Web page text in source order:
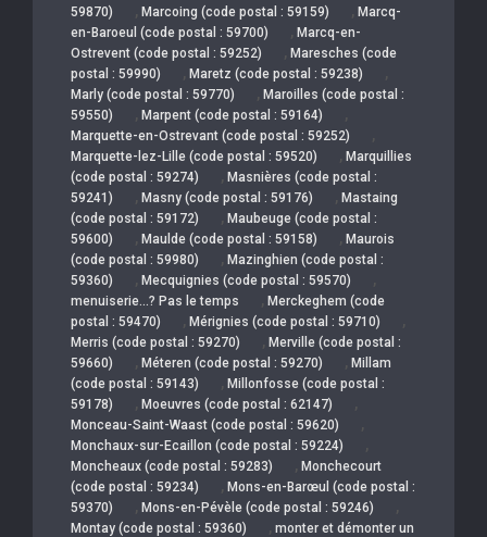
59870)
, Marcoing (code postal : 59159) , Marcq-
en-Baroeul (code postal : 59700)
, Marcq-en-
Ostrevent (code postal : 59252)
, Maresches (code
postal : 59990)
, Maretz (code postal : 59238) ,
Marly (code postal : 59770) , Maroilles (code postal :
59550)
, Marpent (code postal : 59164) ,
Marquette-en-Ostrevant (code postal : 59252) ,
Marquette-lez-Lille (code postal : 59520) , Marquillies
(code postal : 59274)
, Masnières (code postal :
59241)
, Masny (code postal : 59176) , Mastaing
(code postal : 59172)
, Maubeuge (code postal :
59600)
, Maulde (code postal : 59158) , Maurois
(code postal : 59980)
, Mazinghien (code postal :
59360)
, Mecquignies (code postal : 59570) ,
menuiserie…? Pas le temps , Merckeghem (code
postal : 59470)
, Mérignies (code postal : 59710) ,
Merris (code postal : 59270) , Merville (code postal :
59660)
, Méteren (code postal : 59270) , Millam
(code postal : 59143)
, Millonfosse (code postal :
59178)
, Moeuvres (code postal : 62147) ,
Monceau-Saint-Waast (code postal : 59620) ,
Monchaux-sur-Ecaillon (code postal : 59224) ,
Moncheaux (code postal : 59283) , Monchecourt
(code postal : 59234)
, Mons-en-Barœul (code postal :
59370)
, Mons-en-Pévèle (code postal : 59246) ,
Montay (code postal : 59360) , monter et démonter un